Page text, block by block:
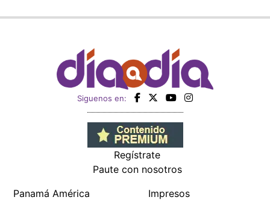
Siguenos en:
Regístrate
Paute con nosotros
Panamá América
Impresos